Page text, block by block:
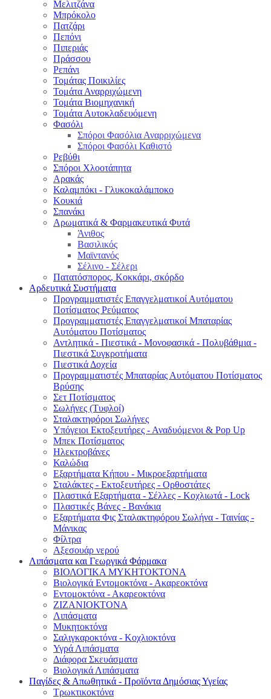
Μελιτζάνα
Μπρόκολο
Πατζάρι
Πεπόνι
Πιπεριάς
Πράσσου
Ρεπάνι
Τομάτας Ποικιλίες
Τομάτα Αναρριχώμενη
Τομάτα Βιομηχανική
Τομάτα Αυτοκλαδευόμενη
Φασόλι
Σπόροι Φασόλια Αναρριχώμενα
Σπόροι Φασόλι Καθιστό
Ρεβύθι
Σπόροι Χλοοτάπητα
Αρακάς
Καλαμπόκι - Γλυκοκαλάμποκο
Κουκιά
Σπανάκι
Αρωματικά & Φαρμακευτικά Φυτά
Άνιθος
Βασιλικός
Μαϊντανός
Σέλινο - Σέλερι
Πατατόσπορος, Κοκκάρι, σκόρδο
Αρδευτικά Συστήματα
Προγραμματιστές Επαγγελματικοί Αυτόματου
Ποτίσματος Ρεύματος
Προγραμματιστές Επαγγελματικοί Μπαταρίας
Αυτόματου Ποτίσματος
Αντλητικά - Πιεστικά - Μονοφασικά - Πολυβάθμια -
Πιεστικά Συγκροτήματα
Πιεστικά Δοχεία
Προγραμματιστές Μπαταρίας Αυτόματου Ποτίσματος
Βρύσης
Σετ Ποτίσματος
Σωλήνες (Τυφλοί)
Σταλακτηφόροι Σωλήνες
Υπόγειοι Εκτοξευτήρες - Αναδυόμενοι & Pop Up
Μπεκ Ποτίσματος
Ηλεκτροβάνες
Καλώδια
Εξαρτήματα Κήπου - Μικροεξαρτήματα
Σταλάκτες - Εκτοξευτήρες - Ορθοστάτες
Πλαστικά Εξαρτήματα - Σέλλες - Κοχλιωτά - Lock
Πλαστικές Βάνες - Βανάκια
Εξαρτήματα Φις Σταλακτηφόρου Σωλήνα - Ταινίας -
Μάνικας
Φίλτρα
Αξεσουάρ νερού
Λιπάσματα και Γεωργικά Φάρμακα
ΒΙΟΛΟΓΙΚΑ ΜΥΚΗΤΟΚΤΟΝΑ
Βιολογικά Εντομοκτόνα - Ακαρεοκτόνα
Εντομοκτόνα - Ακαρεοκτόνα
ΖΙΖΑΝΙΟΚΤΟΝΑ
Λιπάσματα
Μυκητοκτόνα
Σαλιγκαροκτόνα - Κοχλιοκτόνα
Υγρά Λιπάσματα
Διάφορα Σκευάσματα
Βιολογικά Λιπάσματα
Παγίδες & Απωθητικά - Προϊόντα Δημόσιας Υγείας
Τρωκτικοκτόνα